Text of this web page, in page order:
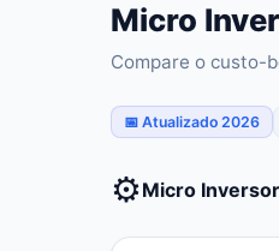
Micro
Compare o custo-
📅 Atualizado 2026
⚙️Micro